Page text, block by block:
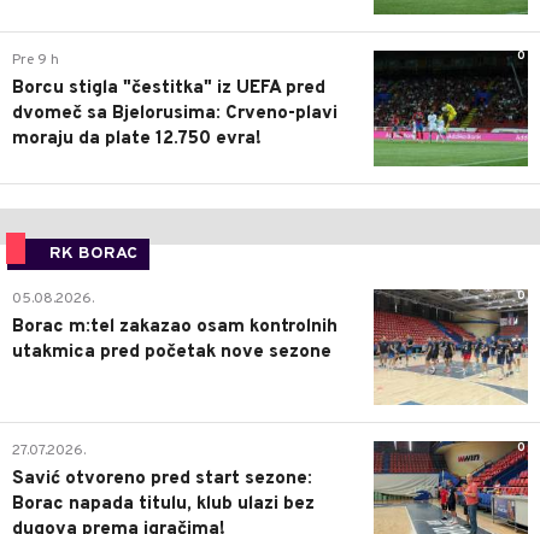
0
Pre 9 h
Borcu stigla "čestitka" iz UEFA pred
dvomeč sa Bjelorusima: Crveno-plavi
moraju da plate 12.750 evra!
RK BORAC
0
05.08.2026.
Borac m:tel zakazao osam kontrolnih
utakmica pred početak nove sezone
0
27.07.2026.
Savić otvoreno pred start sezone:
Borac napada titulu, klub ulazi bez